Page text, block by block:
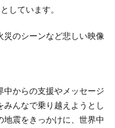
しています。
のシーンなど悲しい映像
中からの支援やメッセージ
んなで乗り越えようとし
地震をきっかけに、世界中